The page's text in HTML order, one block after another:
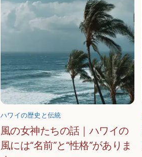
ハワイの歴史と伝統
風の女神たちの話｜ハワイの
風には“名前”と“性格”がありま